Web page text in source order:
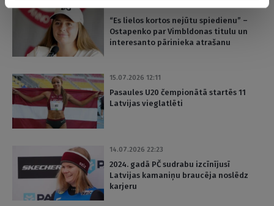
15.07.2026 19:16
“Es lielos kortos nejūtu spiedienu” –
Ostapenko par Vimbldonas titulu un
interesanto pārinieka atrašanu
15.07.2026 12:11
Pasaules U20 čempionātā startēs 11
Latvijas vieglatlēti
14.07.2026 22:23
2024. gadā PČ sudrabu izcīnījusī
Latvijas kamaniņu braucēja noslēdz
karjeru